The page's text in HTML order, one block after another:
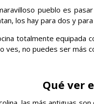
pueblo es
los hay para dos y
totalmente equipada
ves, no puedes ser más
Qué ver